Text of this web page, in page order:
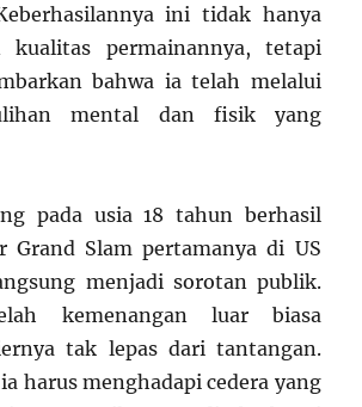
ini tidak hanya
kualitas permainannya, tetapi
bahwa ia telah melalui
mental dan fisik yang
pada usia 18 tahun berhasil
Grand Slam pertamanya di US
menjadi sorotan publik.
kemenangan luar biasa
tak lepas dari tantangan.
harus menghadapi cedera yang